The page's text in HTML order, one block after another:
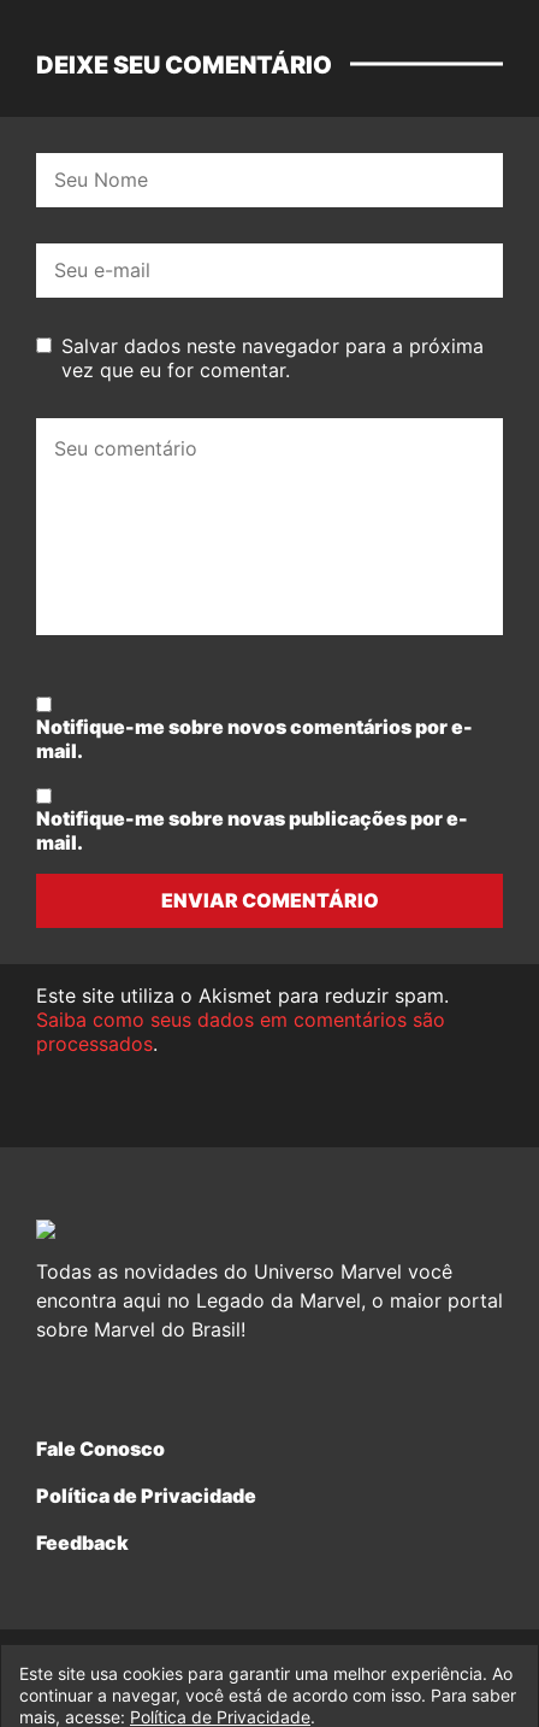
DEIXE SEU COMENTÁRIO
mail:
Salvar dados neste navegador para a próxima
vez que eu for comentar.
comentário:
Notifique-me sobre novos comentários por e-
mail.
Notifique-me sobre novas publicações por e-
mail.
ENVIAR COMENTÁRIO
Este site utiliza o Akismet para reduzir spam.
Saiba como seus dados em comentários são
processados.
Todas as novidades do Universo Marvel você
encontra aqui no Legado da Marvel, o maior portal
sobre Marvel do Brasil!
Fale Conosco
Política de Privacidade
Feedback
© 2017-2026 Legado da Marvel, uma empresa da Legado
Enterprises.
Este site usa cookies para garantir uma melhor experiência. Ao
continuar a navegar, você está de acordo com isso. Para saber
mais, acesse: Política de Privacidade.